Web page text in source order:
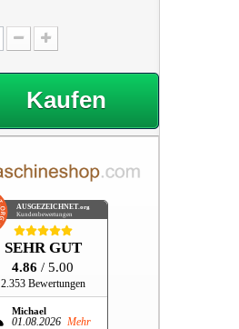
Kaufen
AUSGEZEICHNET .org
Kundenbewertungen
SEHR GUT
4.86/ 5.00
2.353 Bewertungen
Michael
01.08.2026 Mehr